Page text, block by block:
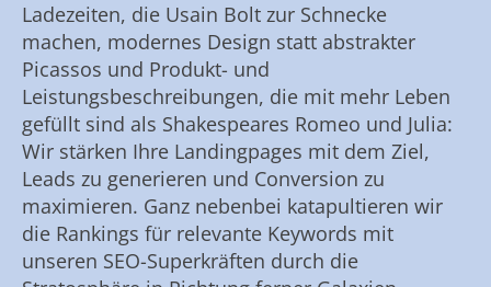
Ladezeiten, die Usain Bolt zur Schnecke
machen, modernes Design statt abstrakter
Picassos und Produkt- und
Leistungsbeschreibungen, die mit mehr Leben
gefüllt sind als Shakespeares Romeo und Julia:
Wir stärken Ihre Landingpages mit dem Ziel,
Leads zu generieren und Conversion zu
maximieren. Ganz nebenbei katapultieren wir
die Rankings für relevante Keywords mit
unseren SEO-Superkräften durch die